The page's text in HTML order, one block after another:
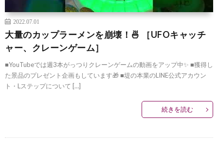
2022.07.01
大量のカップラーメンを崩壊！🍜 ［UFOキャッチ
ャー、クレーンゲーム］
■YouTubeでは週3本がっつりクレーンゲームの動画をアップ中✨ ■獲得し
た景品のプレゼント企画もしています🎁 ■堤の本業のLINE公式アカウン
ト・Lステップについて […]
続きを読む